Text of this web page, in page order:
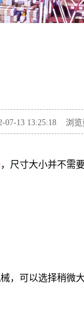
13 13:25:18 浏览
，尺寸大小并不需
，可以选择稍微